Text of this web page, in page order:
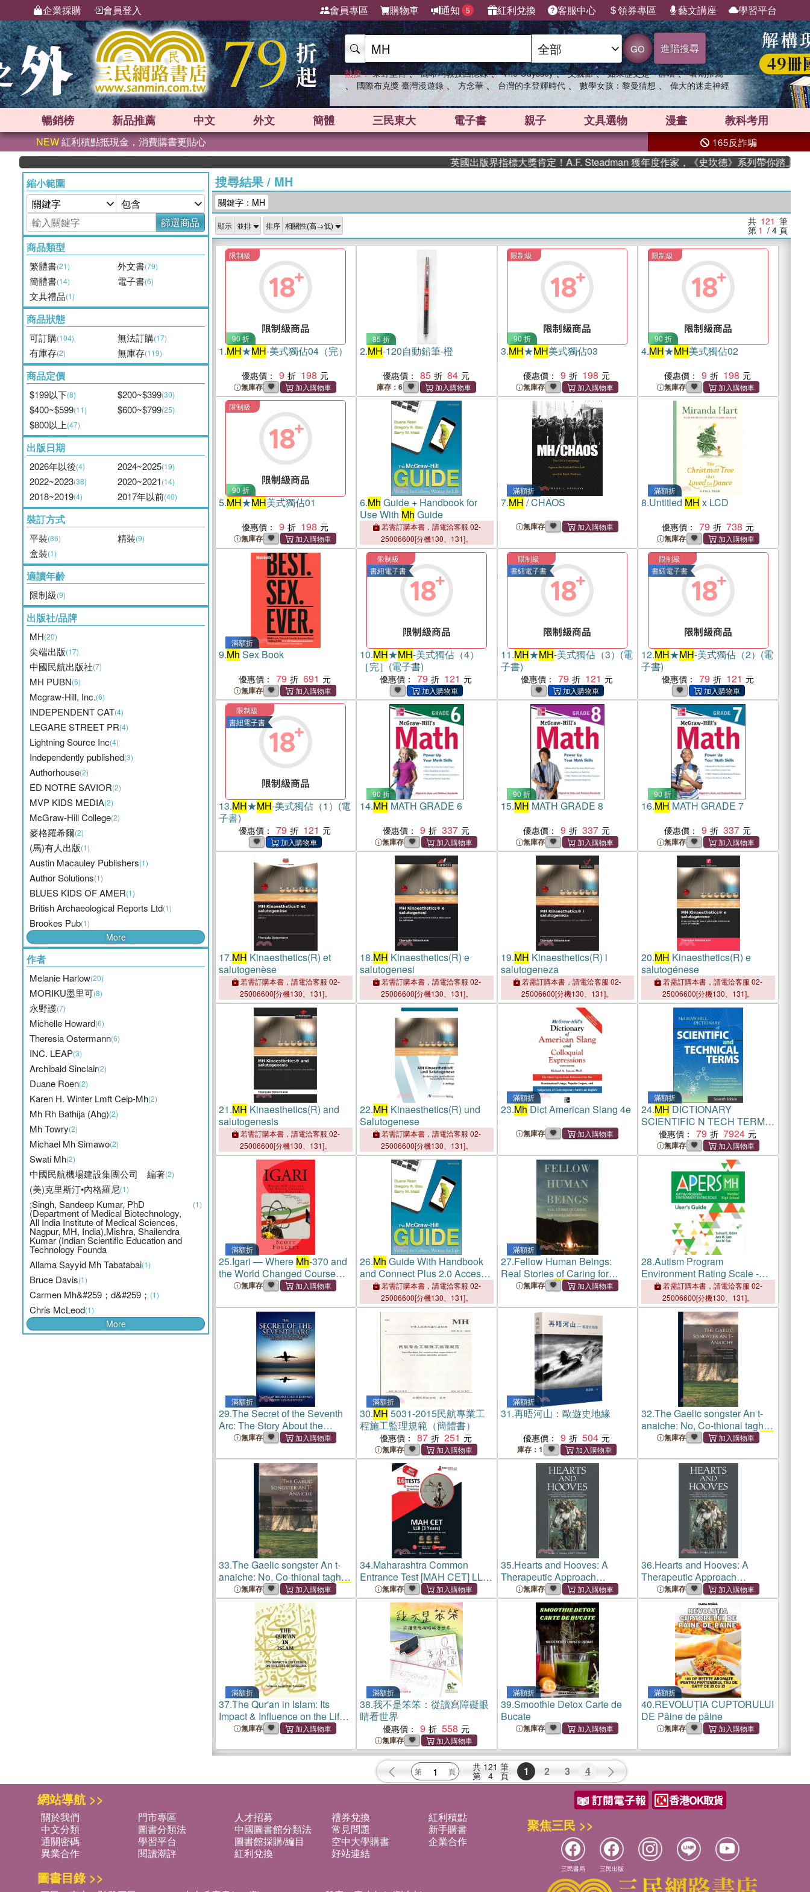
企業採購 會員登入 會員專區 購物車 通知 5 紅利兌換 客服中心 領券專區 藝文講座 學習平台
GO 進階搜尋
熱搜： 東野圭吾 、 高希均教授回憶錄 、 The Odyssey 、 父親節 、 如果歷史是一群喵 、 暑期推薦
、 國際布克獎 臺灣漫遊錄 、 方念華 、 台灣的李登輝時代 、 數學女孩：黎曼猜想 、 偉大的迷走神經
暢銷榜 新品推薦 中文 外文 簡體 三民東大 電子書 親子 文具選物 漫畫 教科考用
NEW紅利積點抵現金，消費購書更貼心 165反詐騙
英國出版界指標大獎肯定！A.F. Steadman 獲年度作家，《史坎德》系列帶你踏上熱血奇幻旅程
縮小範圍
篩選商品
商品類型
繁體書(21) 外文書(79)
簡體書(14) 電子書(6)
文具禮品(1)
商品狀態
可訂購(104) 無法訂購(17)
有庫存(2) 無庫存(119)
商品定價
$199以下(8) $200~$399(30)
$400~$599(11) $600~$799(25)
$800以上(47)
出版日期
2026年以後(4) 2024~2025(19)
2022~2023(38) 2020~2021(14)
2018~2019(4) 2017年以前(40)
裝訂方式
平裝(86) 精裝(9)
盒裝(1)
適讀年齡
限制級(9)
出版社/品牌
MH(20)
尖端出版(17)
中國民航出版社(7)
MH PUBN(6)
Mcgraw-Hill, Inc.(6)
INDEPENDENT CAT(4)
LEGARE STREET PR(4)
Lightning Source Inc(4)
Independently published(3)
Authorhouse(2)
ED NOTRE SAVIOR(2)
MVP KIDS MEDIA(2)
McGraw-Hill College(2)
麥格羅希爾(2)
(馬)有人出版(1)
Austin Macauley Publishers(1)
Author Solutions(1)
BLUES KIDS OF AMER(1)
British Archaeological Reports Ltd(1)
Brookes Pub(1)
More
作者
Melanie Harlow(20)
MORIKU墨里可(8)
永野護(7)
Michelle Howard(6)
Theresia Ostermann(6)
INC. LEAP(3)
Archibald Sinclair(2)
Duane Roen(2)
Karen H. Winter Lmft Ceip-Mh(2)
Mh Rh Bathija (Ahg)(2)
Mh Towry(2)
Michael Mh Simawo(2)
Swati Mh(2)
中國民航機場建設集團公司 編著(2)
(美)克里斯汀•內格羅尼(1)
;Singh, Sandeep Kumar, PhD
(Department of Medical Biotechnology,
All India Institute of Medical Sciences,
Nagpur, MH, India),Mishra, Shailendra
Kumar (Indian Scientific Education and
Technology Founda
(1)
Allama Sayyid Mh Tabatabai(1)
Bruce Davis(1)
Carmen Mh&#259；d&#259； (1)
Chris McLeod(1)
More
搜尋結果/ MH
關鍵字：MH
顯示 排序 共 121 筆
第 1 / 4 頁
限制級
90 折
1.MH★MH-美式獨佔04（完）
優惠價： 9 198
無庫存
85 折
2.MH-120自動鉛筆-橙
優惠價： 85 84
庫存：6
限制級
90 折
3.MH★MH美式獨佔03
優惠價： 9 198
無庫存
限制級
90 折
4.MH★MH美式獨佔02
優惠價： 9 198
無庫存
限制級
90 折
5.MH★MH美式獨佔01
優惠價： 9 198
無庫存
6.Mh Guide + Handbook for
Use With Mh Guide
若需訂購本書，請電洽客服 02-
25006600[分機130、131]。
滿額折
7.MH / CHAOS
無庫存
滿額折
8.Untitled MH x LCD
優惠價： 79 738
無庫存
滿額折
9.Mh Sex Book
優惠價： 79 691
無庫存
限制級
書紐電子書
10.MH★MH-美式獨佔（4）
［完］(電子書)
優惠價： 79 121
限制級
書紐電子書
11.MH★MH-美式獨佔（3）(電
子書)
優惠價： 79 121
限制級
書紐電子書
12.MH★MH-美式獨佔（2）(電
子書)
優惠價： 79 121
限制級
書紐電子書
13.MH★MH-美式獨佔（1）(電
子書)
優惠價： 79 121
90 折
14.MH MATH GRADE 6
優惠價： 9 337
無庫存
90 折
15.MH MATH GRADE 8
優惠價： 9 337
無庫存
90 折
16.MH MATH GRADE 7
優惠價： 9 337
無庫存
17.MH Kinaesthetics(R) et
salutogenèse
若需訂購本書，請電洽客服 02-
25006600[分機130、131]。
18.MH Kinaesthetics(R) e
salutogenesi
若需訂購本書，請電洽客服 02-
25006600[分機130、131]。
19.MH Kinaesthetics(R) i
salutogeneza
若需訂購本書，請電洽客服 02-
25006600[分機130、131]。
20.MH Kinaesthetics(R) e
salutogénese
若需訂購本書，請電洽客服 02-
25006600[分機130、131]。
21.MH Kinaesthetics(R) and
salutogenesis
若需訂購本書，請電洽客服 02-
25006600[分機130、131]。
22.MH Kinaesthetics(R) und
Salutogenese
若需訂購本書，請電洽客服 02-
25006600[分機130、131]。
滿額折
23.Mh Dict American Slang 4e
無庫存
滿額折
24.MH DICTIONARY
SCIENTIFIC N TECH TERMS
優惠價： 79 7924
無庫存
滿額折
25.Igari ― Where Mh-370 and
the World Changed Course
Forever無庫存
26.Mh Guide With Handbook
and Connect Plus 2.0 Access
Card若需訂購本書，請電洽客服 02-
25006600[分機130、131]。
滿額折
27.Fellow Human Beings:
Real Stories of Caring for
People withMh /IDD
無庫存
28.Autism Program
Environment Rating Scale -
Middle/High School (Apers-
): User's Guide
若需訂購本書，請電洽客服 02-
25006600[分機130、131]。
滿額折
29.The Secret of the Seventh
Arc: The Story About the
Disappearance of the
無庫存
滿額折
30.MH 5031-2015民航專業工
程施工監理規範（簡體書）
優惠價： 87 251
無庫存
滿額折
31.再晤河山：歐遊史地緣
優惠價： 9 504
庫存：1
32.The Gaelic songster An t-
anaiche: No, Co-thional taghte
do ain agus shean, a' chuid
無庫存
33.The Gaelic songster An t-
anaiche: No, Co-thional taghte
do ain agus shean, a' chuid
dhiubh nach
無庫存
34.Maharashtra Common
Entrance Test [MAH CET] LLB
UG (3 Year) Exam 2021: 8 Full-
length Mock Tests [Solved] -
Preparation Kit forMH-CET
LAW LLB - 2021 Ed
無庫存
35.Hearts and Hooves: A
Therapeutic Approach
Integrating Equine Facilitated
Psychotherapy and Gaining
Understanding of Ourselves
Through the Reflection o
無庫存
36.Hearts and Hooves: A
Therapeutic Approach
Integrating Equine Facilitated
Psychotherapy and Gaining
Understanding of Ourselves
Through the Reflection o
無庫存
滿額折
37.The Qur'an in Islam: Its
Impact & Influence on the Life
of Muslims
無庫存
滿額折
38.我不是笨笨：從讀寫障礙眼
睛看世界
優惠價： 9 558
無庫存
滿額折
39.Smoothie Detox Carte de
Bucate
無庫存
滿額折
40.REVOLUȚIA CUPTORULUI
DE Pâine de pâine
無庫存
共 121 筆
第 4 頁 1 2 3 4
網站導航 >>
關於我們 門市專區 人才招募 禮券兌換
紅利積點
中文分類
圖書分類法 中國圖書館分類法 常見問題
新手購書
通關密碼
學習平台 圖書館採購/編目 空中大學購書
企業合作
異業合作
閱讀潮評 紅利兌換 好站連結
圖書目錄 >>
聚焦三民 >>
三民書局 三民出版